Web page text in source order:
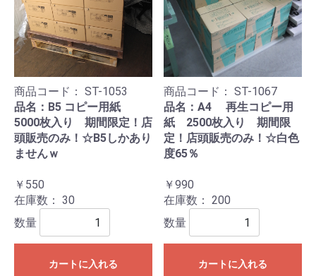
商品コード： ST-1053
品名：B5 コピー用紙
5000枚入り 期間限定！店
頭販売のみ！☆B5しかあり
ませんｗ
￥550
在庫数： 30
数量
カートに入れる
商品コード： ST-1067
品名：A4 再生コピー用
紙 2500枚入り 期間限
定！店頭販売のみ！☆白色
度65％
￥990
在庫数： 200
数量
カートに入れる